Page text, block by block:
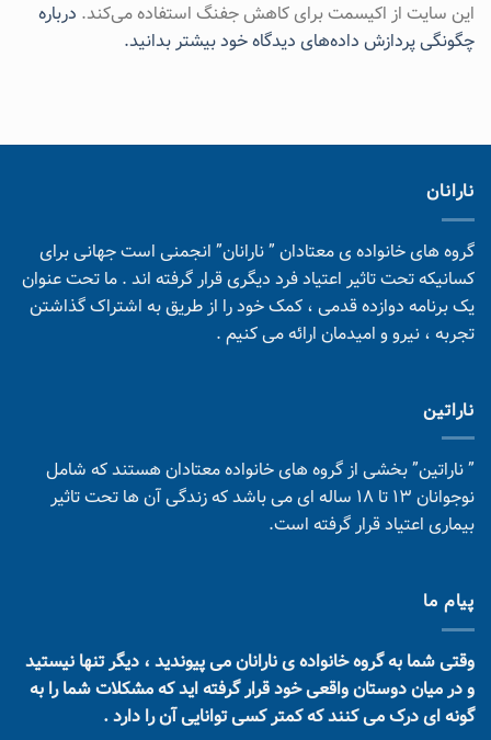
این سایت از اکیسمت برای کاهش جفنگ استفاده می‌کند. درباره
چگونگی پردازش داده‌های دیدگاه خود بیشتر بدانید.
نارانان
گروه های خانواده ی معتادان ” نارانان” انجمنی است جهانی برای
کسانیکه تحت تاثیر اعتیاد فرد دیگری قرار گرفته اند . ما تحت عنوان
یک برنامه دوازده قدمی ، کمک خود را از طریق به اشتراک گذاشتن
تجربه ، نیرو و امیدمان ارائه می کنیم .
ناراتین
” ناراتین” بخشی از گروه های خانواده معتادان هستند که شامل
نوجوانان 13 تا 18 ساله ای می باشد که زندگی آن ها تحت تاثیر
بیماری اعتیاد قرار گرفته است.
پیام ما
وقتی شما به گروه خانواده ی نارانان می پیوندید ، دیگر تنها نیستید
و در میان دوستان واقعی خود قرار گرفته اید که مشکلات شما را به
گونه ای درک می کنند که کمتر کسی توانایی آن را دارد .